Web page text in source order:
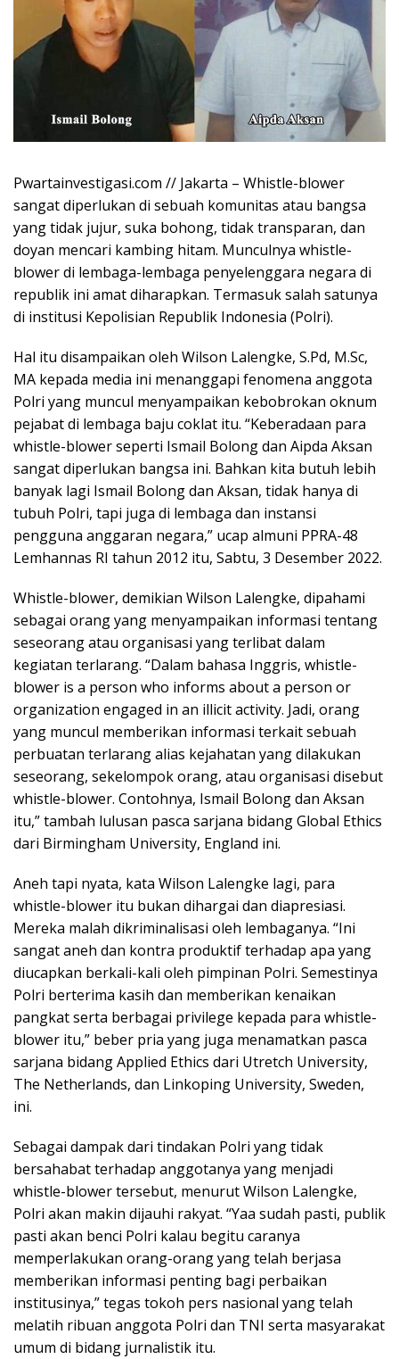
Pwartainvestigasi.com // Jakarta – Whistle-blower
sangat diperlukan di sebuah komunitas atau bangsa
yang tidak jujur, suka bohong, tidak transparan, dan
doyan mencari kambing hitam. Munculnya whistle-
blower di lembaga-lembaga penyelenggara negara di
republik ini amat diharapkan. Termasuk salah satunya
di institusi Kepolisian Republik Indonesia (Polri).
Hal itu disampaikan oleh Wilson Lalengke, S.Pd, M.Sc,
MA kepada media ini menanggapi fenomena anggota
Polri yang muncul menyampaikan kebobrokan oknum
pejabat di lembaga baju coklat itu. “Keberadaan para
whistle-blower seperti Ismail Bolong dan Aipda Aksan
sangat diperlukan bangsa ini. Bahkan kita butuh lebih
banyak lagi Ismail Bolong dan Aksan, tidak hanya di
tubuh Polri, tapi juga di lembaga dan instansi
pengguna anggaran negara,” ucap almuni PPRA-48
Lemhannas RI tahun 2012 itu, Sabtu, 3 Desember 2022.
Whistle-blower, demikian Wilson Lalengke, dipahami
sebagai orang yang menyampaikan informasi tentang
seseorang atau organisasi yang terlibat dalam
kegiatan terlarang. “Dalam bahasa Inggris, whistle-
blower is a person who informs about a person or
organization engaged in an illicit activity. Jadi, orang
yang muncul memberikan informasi terkait sebuah
perbuatan terlarang alias kejahatan yang dilakukan
seseorang, sekelompok orang, atau organisasi disebut
whistle-blower. Contohnya, Ismail Bolong dan Aksan
itu,” tambah lulusan pasca sarjana bidang Global Ethics
dari Birmingham University, England ini.
Aneh tapi nyata, kata Wilson Lalengke lagi, para
whistle-blower itu bukan dihargai dan diapresiasi.
Mereka malah dikriminalisasi oleh lembaganya. “Ini
sangat aneh dan kontra produktif terhadap apa yang
diucapkan berkali-kali oleh pimpinan Polri. Semestinya
Polri berterima kasih dan memberikan kenaikan
pangkat serta berbagai privilege kepada para whistle-
blower itu,” beber pria yang juga menamatkan pasca
sarjana bidang Applied Ethics dari Utretch University,
The Netherlands, dan Linkoping University, Sweden,
ini.
Sebagai dampak dari tindakan Polri yang tidak
bersahabat terhadap anggotanya yang menjadi
whistle-blower tersebut, menurut Wilson Lalengke,
Polri akan makin dijauhi rakyat. “Yaa sudah pasti, publik
pasti akan benci Polri kalau begitu caranya
memperlakukan orang-orang yang telah berjasa
memberikan informasi penting bagi perbaikan
institusinya,” tegas tokoh pers nasional yang telah
melatih ribuan anggota Polri dan TNI serta masyarakat
umum di bidang jurnalistik itu.